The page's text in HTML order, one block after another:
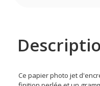
Ce papier photo jet